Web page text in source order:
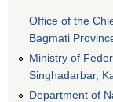
Office of the
Bagmati
Ministry of
Singhadarbar,
Department of